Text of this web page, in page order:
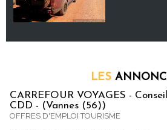
LES
CARREFOUR VOYAGES -
CDD - (Vannes (56))
OFFRES D'EMPLOI TOURISME